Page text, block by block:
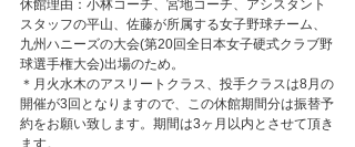
休館理由：小林コーチ、宮地コーチ、アシスタント
スタッフの平山、佐藤が所属する女子野球チーム、
九州ハニーズの大会(第20回全日本女子硬式クラブ野
球選手権大会)出場のため。
＊月火水木のアスリートクラス、投手クラスは8月の
開催が3回となりますので、この休館期間分は振替予
約をお願い致します。期間は3ヶ月以内とさせて頂き
ます。